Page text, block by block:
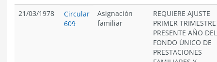
21/03/1978
Circular
609
Asignación
familiar
REQUIERE AJUSTE
PRIMER TRIMESTRE
PRESENTE AÑO DEL
FONDO ÚNICO DE
PRESTACIONES